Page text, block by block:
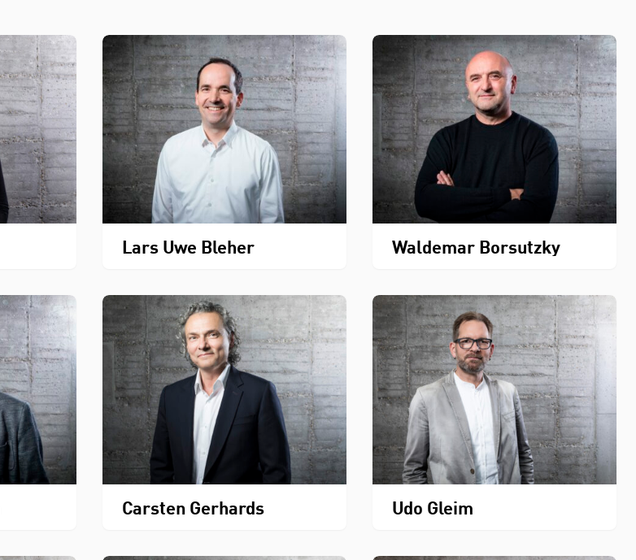
Lars Uwe Bleher Waldemar Borsutzky
Carsten Gerhards Udo Gleim